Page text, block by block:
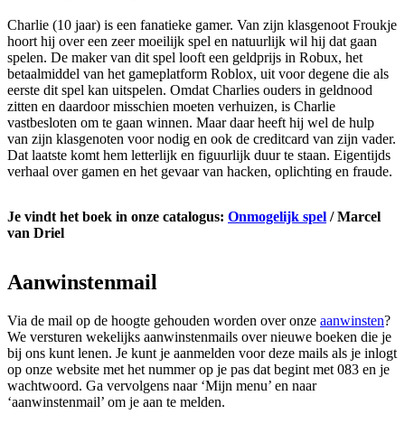
Charlie (10 jaar) is een fanatieke gamer. Van zijn klasgenoot Froukje
hoort hij over een zeer moeilijk spel en natuurlijk wil hij dat gaan
spelen. De maker van dit spel looft een geldprijs in Robux, het
betaalmiddel van het gameplatform Roblox, uit voor degene die als
eerste dit spel kan uitspelen. Omdat Charlies ouders in geldnood
zitten en daardoor misschien moeten verhuizen, is Charlie
vastbesloten om te gaan winnen. Maar daar heeft hij wel de hulp
van zijn klasgenoten voor nodig en ook de creditcard van zijn vader.
Dat laatste komt hem letterlijk en figuurlijk duur te staan. Eigentijds
verhaal over gamen en het gevaar van hacken, oplichting en fraude.
Je vindt het boek in onze catalogus: Onmogelijk spel / Marcel
van Driel
Aanwinstenmail
Via de mail op de hoogte gehouden worden over onze aanwinsten?
We versturen wekelijks aanwinstenmails over nieuwe boeken die je
bij ons kunt lenen. Je kunt je aanmelden voor deze mails als je inlogt
op onze website met het nummer op je pas dat begint met 083 en je
wachtwoord. Ga vervolgens naar ‘Mijn menu’ en naar
‘aanwinstenmail’ om je aan te melden.